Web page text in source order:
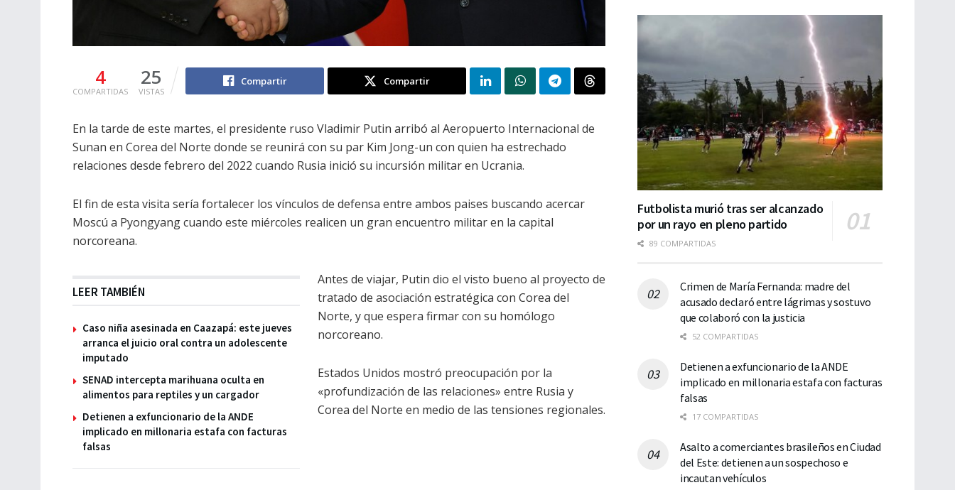
4
COMPARTIDAS
25
VISTAS
Compartir Compartir
En la tarde de este martes, el presidente ruso Vladimir Putin arribó al Aeropuerto Internacional de
Sunan en Corea del Norte donde se reunirá con su par Kim Jong-un con quien ha estrechado
relaciones desde febrero del 2022 cuando Rusia inició su incursión militar en Ucrania.
El fin de esta visita sería fortalecer los vínculos de defensa entre ambos paises buscando acercar
Moscú a Pyongyang cuando este miércoles realicen un gran encuentro militar en la capital
norcoreana.
LEER TAMBIÉN
Caso niña asesinada en Caazapá: este jueves
arranca el juicio oral contra un adolescente
imputado
SENAD intercepta marihuana oculta en
alimentos para reptiles y un cargador
Detienen a exfuncionario de la ANDE
implicado en millonaria estafa con facturas
falsas
Antes de viajar, Putin dio el visto bueno al proyecto de
tratado de asociación estratégica con Corea del
Norte, y que espera firmar con su homólogo
norcoreano.
Estados Unidos mostró preocupación por la
«profundización de las relaciones» entre Rusia y
Corea del Norte en medio de las tensiones regionales.
Futbolista murió tras ser alcanzado
por un rayo en pleno partido
89 COMPARTIDAS
Crimen de María Fernanda: madre del
acusado declaró entre lágrimas y sostuvo
que colaboró con la justicia
52 COMPARTIDAS
Detienen a exfuncionario de la ANDE
implicado en millonaria estafa con facturas
falsas
17 COMPARTIDAS
Asalto a comerciantes brasileños en Ciudad
del Este: detienen a un sospechoso e
incautan vehículos